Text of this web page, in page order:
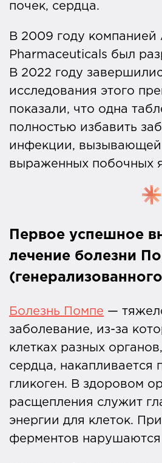
почек, сердца.
В 2009 году компанией
Pharmaceuticals был
В 2022 году
исследования этого
показали, что одна
полностью избавить
инфекции, вызывающей
выраженных побочных
Первое успешное
лечение болезни
Болезнь Помпе —
заболевание, из-за
клетках разных
сердца, накапливается
гликоген. В здоровом
расщепления служит
энергии для клеток.
ферментов